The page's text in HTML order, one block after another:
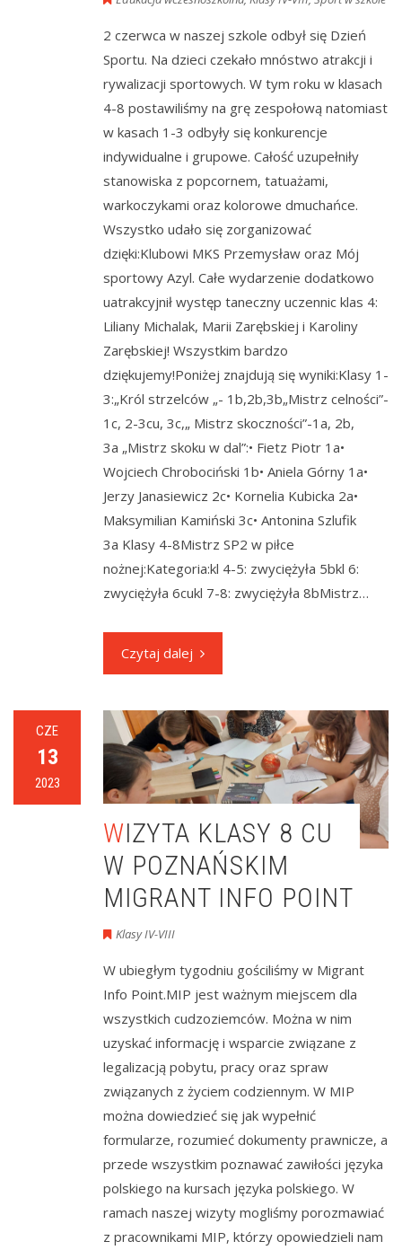
2 czerwca w naszej szkole odbył się Dzień
Sportu. Na dzieci czekało mnóstwo atrakcji i
rywalizacji sportowych. W tym roku w klasach
4-8 postawiliśmy na grę zespołową natomiast
w kasach 1-3 odbyły się konkurencje
indywidualne i grupowe. Całość uzupełniły
stanowiska z popcornem, tatuażami,
warkoczykami oraz kolorowe dmuchańce.
Wszystko udało się zorganizować
dzięki:Klubowi MKS Przemysław oraz Mój
sportowy Azyl. Całe wydarzenie dodatkowo
uatrakcyjnił występ taneczny uczennic klas 4:
Liliany Michalak, Marii Zarębskiej i Karoliny
Zarębskiej! Wszystkim bardzo
dziękujemy!Poniżej znajdują się wyniki:Klasy 1-
3:„Król strzelców „- 1b,2b,3b„Mistrz celności”-
1c, 2-3cu, 3c,„ Mistrz skoczności”-1a, 2b,
3a „Mistrz skoku w dal”:• Fietz Piotr 1a•
Wojciech Chrobociński 1b• Aniela Górny 1a•
Jerzy Janasiewicz 2c• Kornelia Kubicka 2a•
Maksymilian Kamiński 3c• Antonina Szlufik
3a Klasy 4-8Mistrz SP2 w piłce
nożnej:Kategoria:kl 4-5: zwyciężyła 5bkl 6:
zwyciężyła 6cukl 7-8: zwyciężyła 8bMistrz…
Czytaj dalej
CZE
13
2023
WIZYTA KLASY 8 CU
W POZNAŃSKIM
MIGRANT INFO POINT
Klasy IV-VIII
W ubiegłym tygodniu gościliśmy w Migrant
Info Point.MIP jest ważnym miejscem dla
wszystkich cudzoziemców. Można w nim
uzyskać informację i wsparcie związane z
legalizacją pobytu, pracy oraz spraw
związanych z życiem codziennym. W MIP
można dowiedzieć się jak wypełnić
formularze, rozumieć dokumenty prawnicze, a
przede wszystkim poznawać zawiłości języka
polskiego na kursach języka polskiego. W
ramach naszej wizyty mogliśmy porozmawiać
z pracownikami MIP, którzy opowiedzieli nam